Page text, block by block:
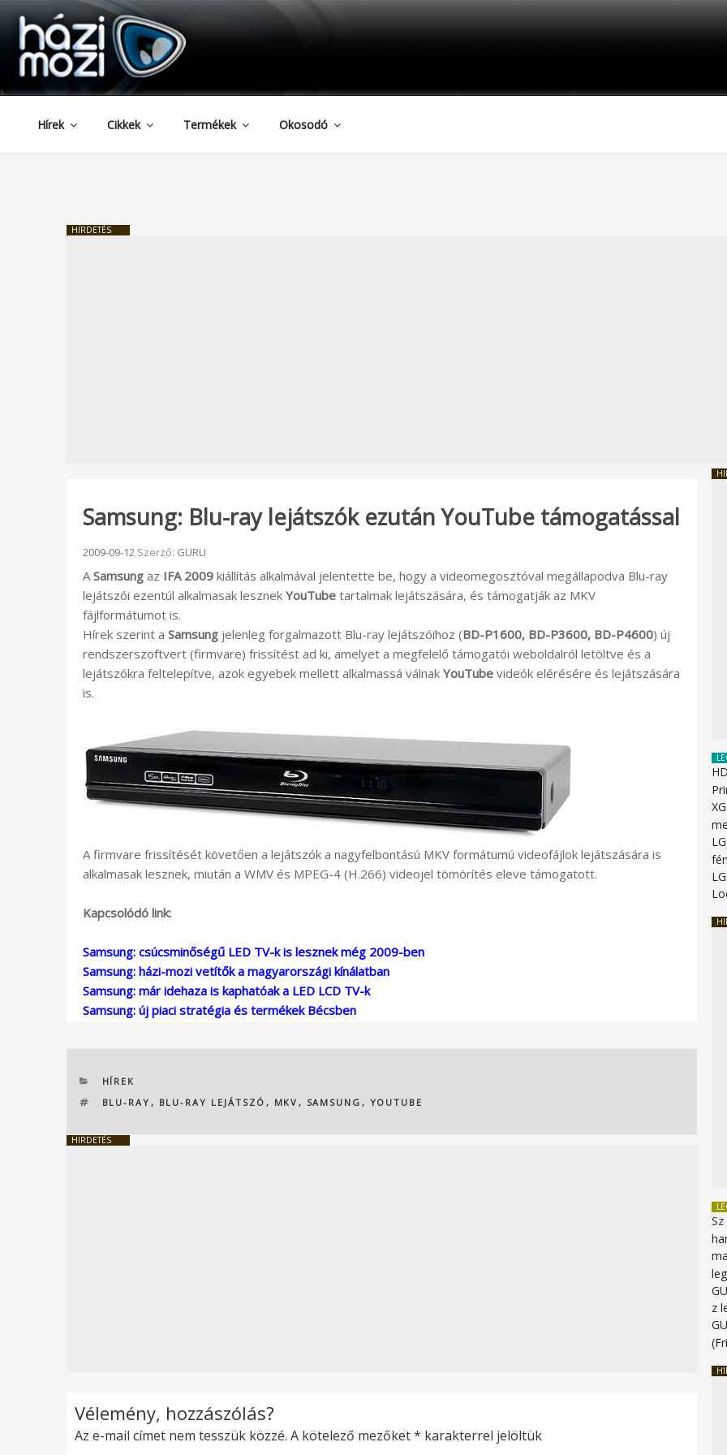
Tartalomhoz
HAZIMOZI
Hírek Cikkek Termékek Okosodó
HIRDETÉS
Samsung: Blu-ray lejátszók ezután YouTube támogatással
Beküldve:
2009-09-12 Szerző: GURU
A Samsung az IFA 2009 kiállítás alkalmával jelentette be, hogy a videomegosztóval megállapodva Blu-ray
lejátszói ezentúl alkalmasak lesznek YouTube tartalmak lejátszására, és támogatják az MKV
fájlformátumot is.
Hírek szerint a Samsung jelenleg forgalmazott Blu-ray lejátszóihoz (BD-P1600, BD-P3600, BD-P4600) új
rendszerszoftvert (firmvare) frissítést ad ki, amelyet a megfelelő támogatói weboldalról letöltve és a
lejátszókra feltelepítve, azok egyebek mellett alkalmassá válnak YouTube videók elérésére és lejátszására
is.
A firmvare frissítését követően a lejátszók a nagyfelbontású MKV formátumú videofájlok lejátszására is
alkalmasak lesznek, miután a WMV és MPEG-4 (H.266) videojel tömörítés eleve támogatott.
Kapcsolódó link:
Samsung: csúcsminőségű LED TV-k is lesznek még 2009-ben
Samsung: házi-mozi vetítők a magyarországi kínálatban
Samsung: már idehaza is kaphatóak a LED LCD TV-k
Samsung: új piaci stratégia és termékek Bécsben
KATEGÓRIÁK
HÍREK
CÍMKÉK
BLU-RAY , BLU-RAY LEJÁTSZÓ , MKV , SAMSUNG , YOUTUBE
HIRDETÉS
Vélemény, hozzászólás?
Az e-mail címet nem tesszük közzé. A kötelező mezőket* karakterrel jelöltük
z